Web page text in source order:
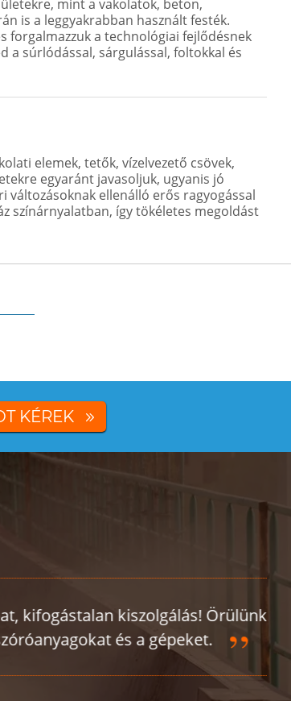
mint a vakolatok, beton,
is a leggyakrabban használt festék.
forgalmazzuk a technológiai fejlődésnek
a súrlódással, sárgulással, foltokkal és
elemek, tetők, vízelvezető csövek,
egyaránt javasoljuk, ugyanis jó
ellenálló erős ragyogással
színárnyalatban, így tökéletes megoldást
KÉREK